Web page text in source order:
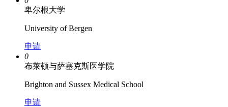
卑尔根大学
University of Bergen
申请
0
布莱顿与萨塞克斯医学院
Brighton and Sussex Medical School
申请